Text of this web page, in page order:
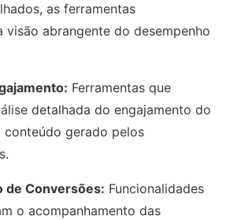
as ferramentas
visão abrangente do desempenho
Ferramentas que
detalhada do engajamento do
gerado pelos
de Conversões: Funcionalidades
o acompanhamento das